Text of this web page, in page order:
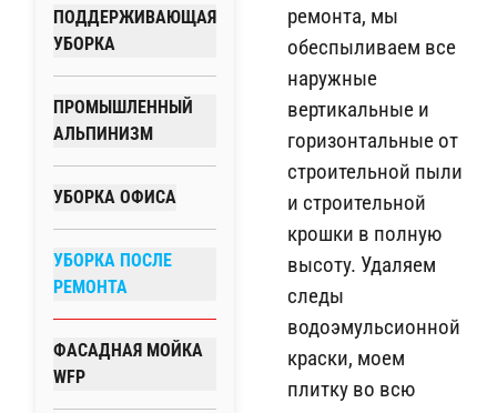
ПОДДЕРЖИВАЮЩАЯ
УБОРКА
ПРОМЫШЛЕННЫЙ
АЛЬПИНИЗМ
УБОРКА ОФИСА
УБОРКА ПОСЛЕ
РЕМОНТА
ФАСАДНАЯ МОЙКА
WFP
ремонта, мы
обеспыливаем все
наружные
вертикальные и
горизонтальные от
строительной пыли
и строительной
крошки в полную
высоту. Удаляем
следы
водоэмульсионной
краски, моем
плитку во всю